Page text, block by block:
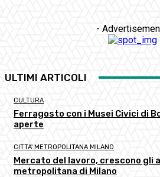
-
ULTIMI ARTICOLI
CULTURA
Ferragosto con i Musei Civici di
aperte
CITTA' METROPOLITANA MILANO
Mercato del lavoro, crescono gli
metropolitana di Milano